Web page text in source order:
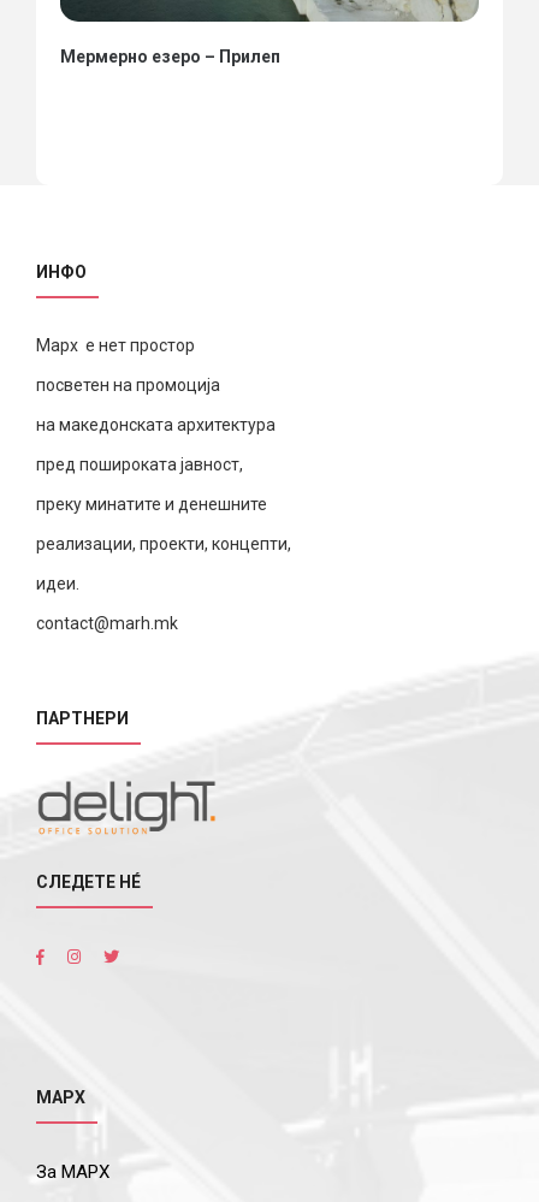
Мермерно езеро – Прилеп
ИНФО
Марх е нет простор
посветен на промоција
на македонската архитектура
пред пошироката јавност,
преку минатите и денешните
реализации, проекти, концепти,
идеи.
contact@marh.mk
ПАРТНЕРИ
СЛЕДЕТЕ НÉ
МАРХ
За МАРХ